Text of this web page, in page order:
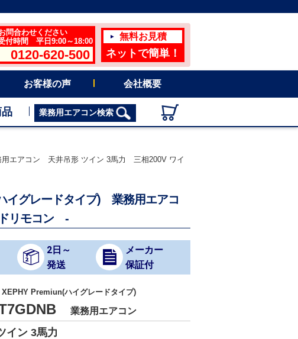
問合わせください
付時間 平日9:00～18:00
0120-620-500
無料お見積
ネットで簡単！
お客様の声 会社概要
業務用エアコン検索
エアコン 天井吊形 ツイン 3馬力 三相200V ワイ
イグレードタイプ) 業務用エアコ
リモコン -
2日～
発送
メーカー
保証付
Premiun(ハイグレードタイプ)
業務用エアコン
イン 3馬力